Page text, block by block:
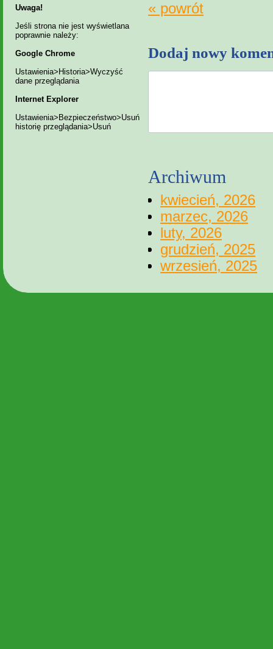
Uwaga!
Jeśli strona nie jest wyświetlana
poprawnie należy:
Google Chrome
Ustawienia>Historia>Wyczyść
dane przeglądania
Internet Explorer
Ustawienia>Bezpieczeństwo>Usuń
historię przeglądania>Usuń
« powrót
Dodaj nowy
Archiwum
kwiecień, 2026
marzec, 2026
luty, 2026
grudzień, 2025
wrzesień, 2025